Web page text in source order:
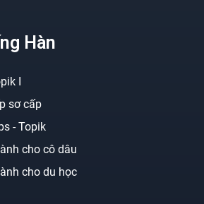
Hàn
I
sơ cấp
- Topik
cho cô dâu
cho du học